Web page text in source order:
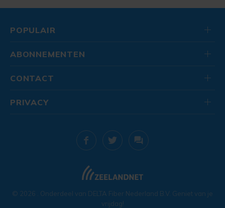
POPULAIR
ABONNEMENTEN
CONTACT
© 2026 . Onderdeel van DELTA Fiber Nederland B.V. Geniet van je
vrijdag!
PRIVACY